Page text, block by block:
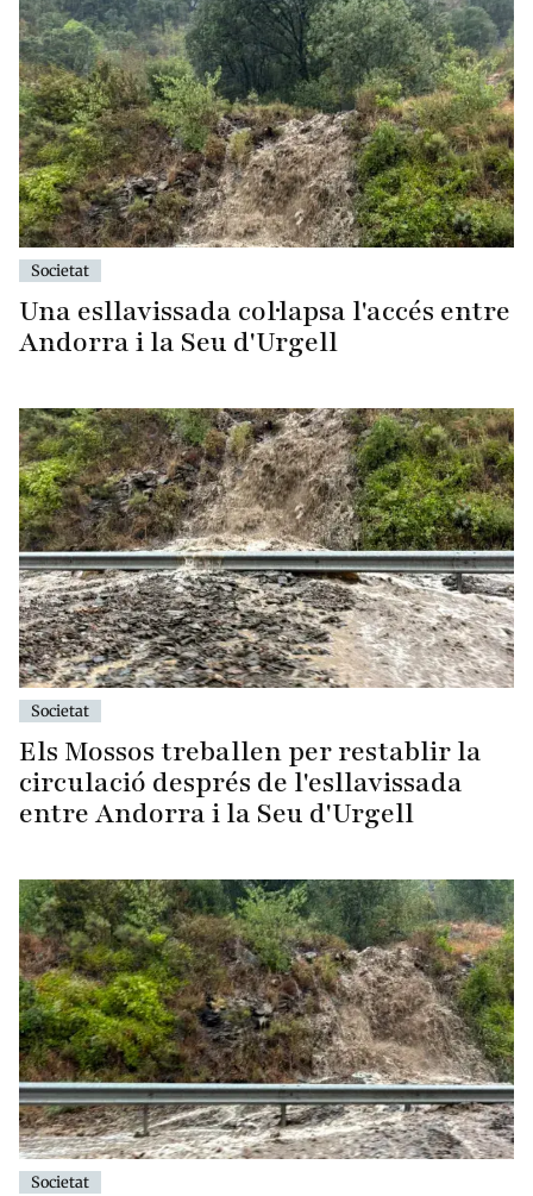
Societat
Una esllavissada col·lapsa l'accés entre
Andorra i la Seu d'Urgell
Societat
Els Mossos treballen per restablir la
circulació després de l'esllavissada
entre Andorra i la Seu d'Urgell
Societat